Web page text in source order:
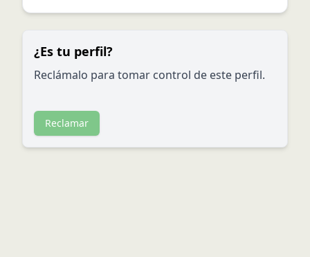
¿Es tu perfil?
Reclámalo para tomar control de este perfil.
Reclamar